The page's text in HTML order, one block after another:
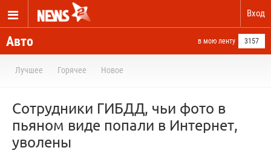
Вход
Авто в мою ленту 3157
Лучшее Горячее Новое
Сотрудники ГИБДД, чьи фото в
пьяном виде попали в Интернет,
уволены